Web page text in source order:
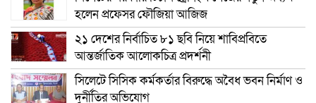
হলেন প্রফেসর ফৌজিয়া আজিজ
২১ দেশের নির্বাচিত ৮১ ছবি নিয়ে শাবিপ্রবিতে
আন্তর্জাতিক আলোকচিত্র প্রদর্শনী
সিলেটে সিসিক কর্মকর্তার বিরুদ্ধে অবৈধ ভবন নির্মাণ ও
দুর্নীতির অভিযোগ